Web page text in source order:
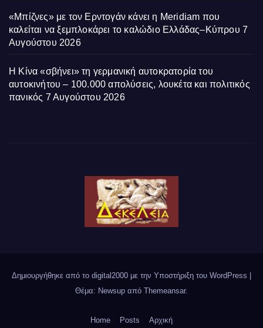
«Μπίζνες» με τον Ερντογάν κάνει η Meridiam που
καλείται να ξεμπλοκάρει το καλώδιο Ελλάδας–Κύπρου 7
Αυγούστου 2026
Η Κίνα «σβήνει» τη γερμανική αυτοκρατορία του
αυτοκινήτου – 100.000 απολύσεις, λουκέτα και πολιτικός
πανικός 7 Αυγούστου 2026
Δημιουργήθηκε από το digital2000 με την Υποστήριξη του WordPress
Θέμα: Newsup από Themeansar.
Home Posts Αρχική